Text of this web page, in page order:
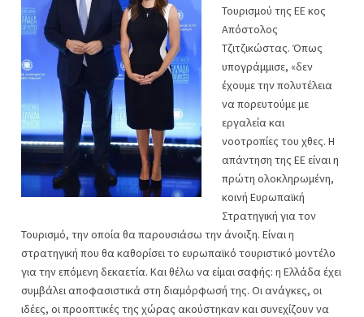
Τουρισμού της ΕΕ κος
Απόστολος
Τζιτζικώστας. Όπως
υπογράμμισε, «δεν
έχουμε την πολυτέλεια
να πορευτούμε με
εργαλεία και
νοοτροπίες του χθες. Η
απάντηση της ΕΕ είναι η
πρώτη ολοκληρωμένη,
κοινή Ευρωπαϊκή
Στρατηγική για τον
Τουρισμό, την οποία θα παρουσιάσω την άνοιξη. Είναι η
στρατηγική που θα καθορίσει το ευρωπαϊκό τουριστικό μοντέλο
για την επόμενη δεκαετία. Και θέλω να είμαι σαφής: η Ελλάδα έχει
συμβάλει αποφασιστικά στη διαμόρφωσή της. Οι ανάγκες, οι
ιδέες, οι προοπτικές της χώρας ακούστηκαν και συνεχίζουν να